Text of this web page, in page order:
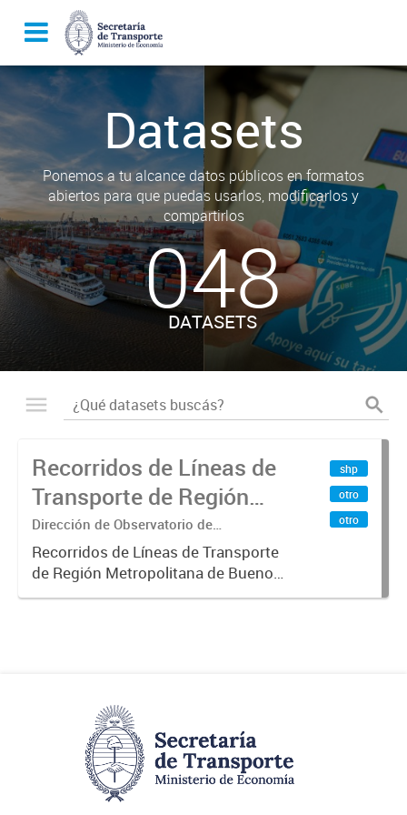
Datasets
Ponemos a tu alcance datos públicos en formatos
abiertos para que puedas usarlos, modificarlos y
compartirlos
048
DATASETS
Recorridos de Líneas de
Transporte de Región
Metropolitana de
Buenos Aires (RMBA)
Dirección de Observatorio de
Transporte, Estudio y Sistemas
Recorridos de Líneas de Transporte
de Región Metropolitana de Buenos
Aires (RMBA).-
shp
otro
otro